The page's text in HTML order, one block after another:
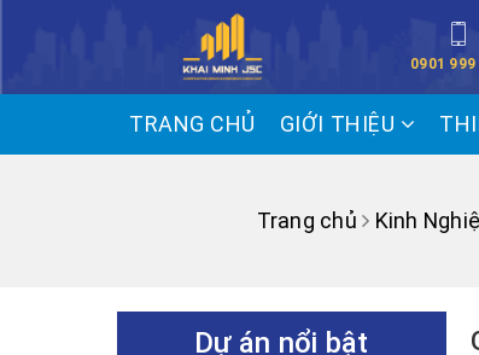
0901 999
TRANG CHỦ GIỚI THIỆU
Trang chủ Kinh
Dự án nổi bật